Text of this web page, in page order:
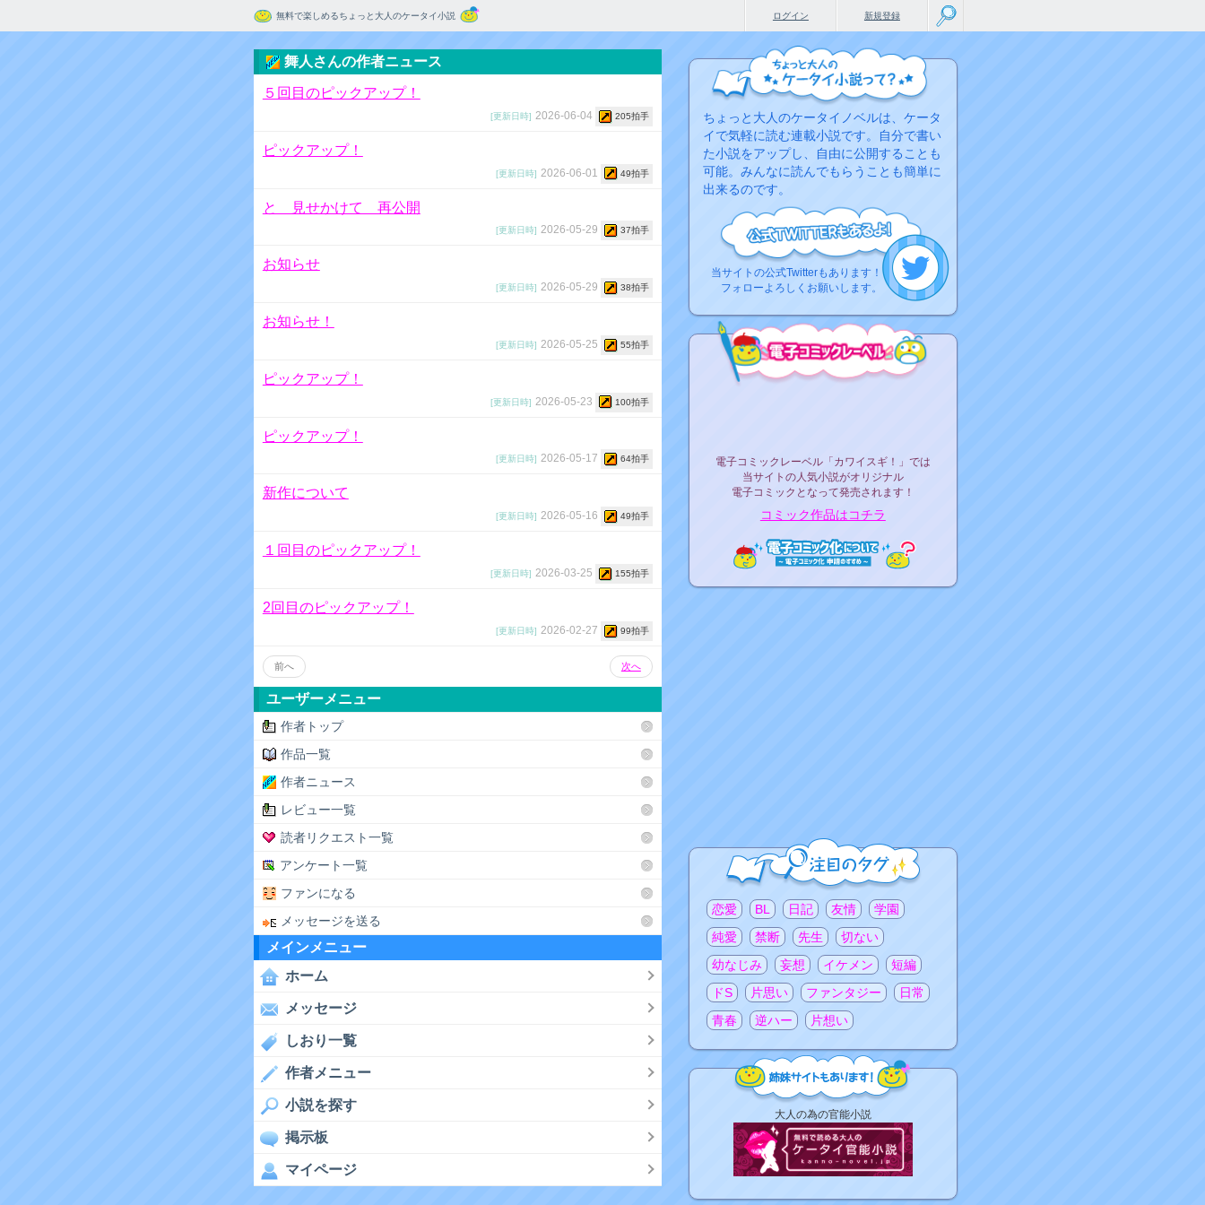
無料で楽しめるちょっと大人のケータイ小説 新規登録
ログイン
舞人さんの作者ニュース
５回目のピックアップ！
[更新日時] 2026-06-04 205拍手
ピックアップ！
[更新日時] 2026-06-01 49拍手
と 見せかけて 再公開
[更新日時] 2026-05-29 37拍手
お知らせ
[更新日時] 2026-05-29 38拍手
お知らせ！
[更新日時] 2026-05-25 55拍手
ピックアップ！
[更新日時] 2026-05-23 100拍手
ピックアップ！
[更新日時] 2026-05-17 64拍手
新作について
[更新日時] 2026-05-16 49拍手
１回目のピックアップ！
[更新日時] 2026-03-25 155拍手
2回目のピックアップ！
[更新日時] 2026-02-27 99拍手
前へ 次へ
ユーザーメニュー
作者トップ
作品一覧
作者ニュース
レビュー一覧
読者リクエスト一覧
アンケート一覧
ファンになる
メッセージを送る
メインメニュー
ホーム
メッセージ
しおり一覧
作者メニュー
小説を探す
掲示板
マイページ
ちょっと大人のケータイノベルは、ケータ
イで気軽に読む連載小説です。自分で書い
た小説をアップし、自由に公開することも
可能。みんなに読んでもらうことも簡単に
出来るのです。
当サイトの公式Twitterもあります！
フォローよろしくお願いします。
電子コミックレーベル「カワイスギ！」では
当サイトの人気小説がオリジナル
電子コミックとなって発売されます！
コミック作品はコチラ
注目のタグ
恋愛 BL 日記 友情
学園
純愛
禁断 先生
切ない
幼なじみ
妄想 イケメン
短編
ドS
片思い ファンタジー
日常
青春
逆ハー 片想い
大人の為の官能小説